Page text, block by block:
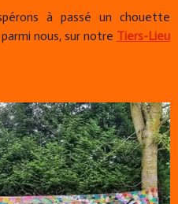
à passé un chouette
nous, sur notre Tiers-Lieu